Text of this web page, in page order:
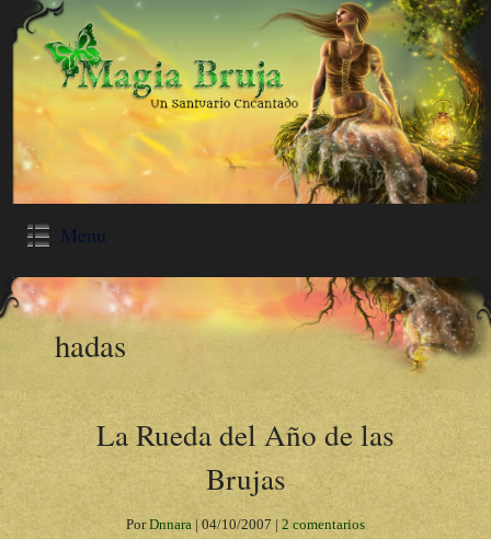
Menu
hadas
La Rueda del Año de las
Brujas
PorDnnara | 04/10/2007 | 2 comentarios